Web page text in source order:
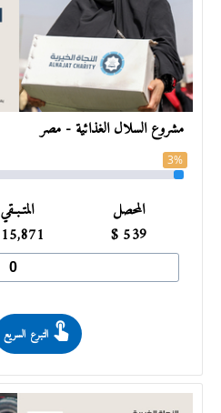
مشروع السلال الغذائية - مصر
3%
المحصل
539
$
المتـبـقي
15,871
التبرع السريع